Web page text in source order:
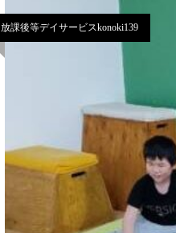
放課後等デイサービスkonoki139